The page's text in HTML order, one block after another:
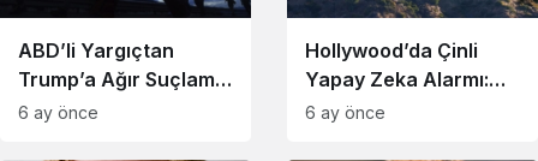
ABD’li Yargıçtan
Trump’a Ağır Suçlama:
Göçmenleri Terörize
6 ay önce
Hollywood’da Çinli
Yapay Zeka Alarmı:
Seedance 2.0 Paniği
6 ay önce